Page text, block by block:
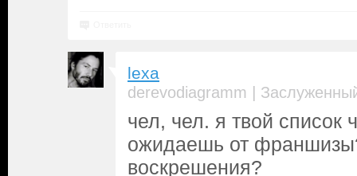
lexa
derevodiagramm |
чел, чел. я твой список
ожидаешь от
воскрешения?